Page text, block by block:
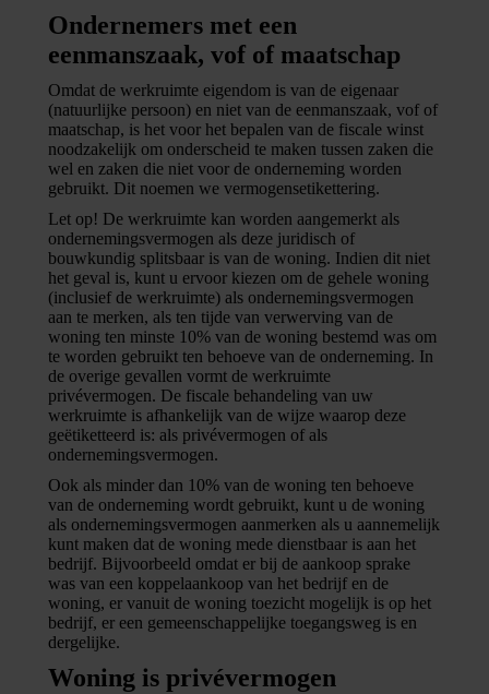
Ondernemers met een
eenmanszaak, vof of maatschap
Omdat de werkruimte eigendom is van de eigenaar
(natuurlijke persoon) en niet van de eenmanszaak, vof of
maatschap, is het voor het bepalen van de fiscale winst
noodzakelijk om onderscheid te maken tussen zaken die
wel en zaken die niet voor de onderneming worden
gebruikt. Dit noemen we vermogensetikettering.
Let op! De werkruimte kan worden aangemerkt als
ondernemingsvermogen als deze juridisch of
bouwkundig splitsbaar is van de woning. Indien dit niet
het geval is, kunt u ervoor kiezen om de gehele woning
(inclusief de werkruimte) als ondernemingsvermogen
aan te merken, als ten tijde van verwerving van de
woning ten minste 10% van de woning bestemd was om
te worden gebruikt ten behoeve van de onderneming. In
de overige gevallen vormt de werkruimte
privévermogen. De fiscale behandeling van uw
werkruimte is afhankelijk van de wijze waarop deze
geëtiketteerd is: als privévermogen of als
ondernemingsvermogen.
Ook als minder dan 10% van de woning ten behoeve
van de onderneming wordt gebruikt, kunt u de woning
als ondernemingsvermogen aanmerken als u aannemelijk
kunt maken dat de woning mede dienstbaar is aan het
bedrijf. Bijvoorbeeld omdat er bij de aankoop sprake
was van een koppelaankoop van het bedrijf en de
woning, er vanuit de woning toezicht mogelijk is op het
bedrijf, er een gemeenschappelijke toegangsweg is en
dergelijke.
Woning is privévermogen